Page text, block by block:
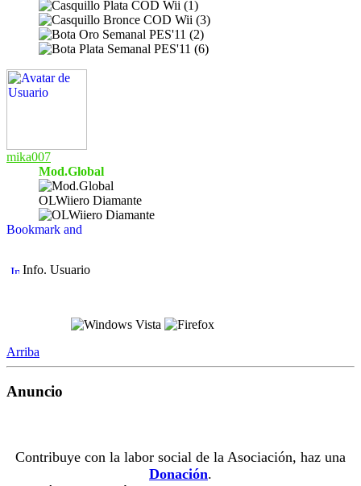
mika007
Mod.Global
OLWiiero Diamante
Info. Usuario
Arriba
Anuncio
Contribuye con la labor social de la Asociación, haz una
Donación.